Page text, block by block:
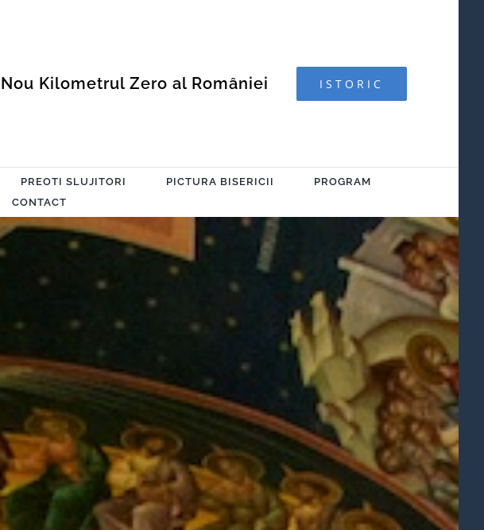
Kilometrul Zero al României ISTORIC
PREOTI SLUJITORI PICTURA BISERICII
PROGRAM
CONTACT